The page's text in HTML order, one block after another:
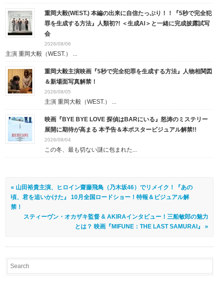
重岡大毅(WEST.) 本編の出来に自信たっぷり！！『5秒で完全犯
罪を生成する方法』人類初?! ＜生成AI＞と一緒に完成披露試写
会
2026/08/06
主演 重岡大毅（WEST.） ...
重岡大毅主演映画『5秒で完全犯罪を生成する方法』人物相関図
＆新場面写真解禁！
2026/08/05
主演 重岡大毅（WEST.） ...
映画『BYE BYE LOVE 探偵はBARにいる』怒涛のミステリー
展開に期待が高まる 本予告＆本ポスタービジュアル解禁!!
2026/08/04
この冬、最も切ない謎に包まれた...
« 山田裕貴主演、ヒロイン齋藤飛鳥（乃木坂46）でリメイク！『あの
頃、君を追いかけた』 10月全国ロードショー！特報＆ビジュアル解
禁！
スティーヴン・オカザキ監督 & AKIRAインタビュー！三船敏郎の魅力
とは？ 映画『MIFUNE：THE LAST SAMURAI』 »